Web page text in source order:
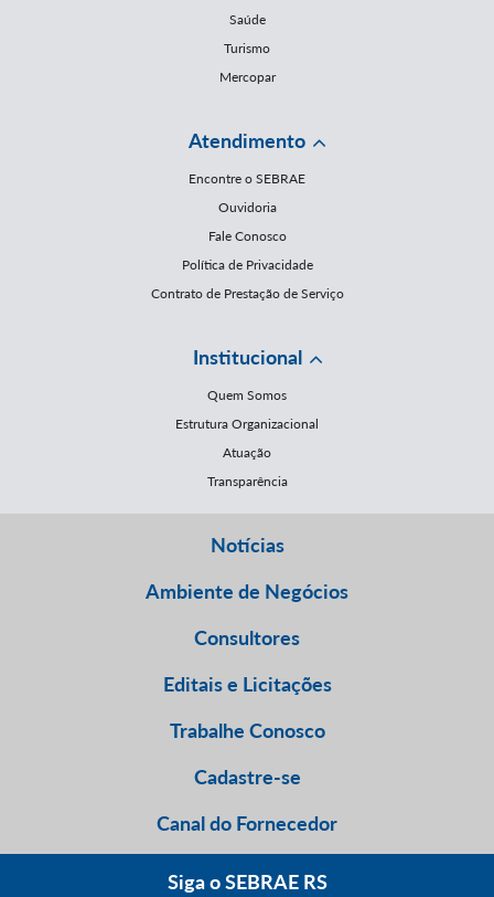
Saúde
Turismo
Mercopar
Atendimento
Encontre o SEBRAE
Ouvidoria
Fale Conosco
Política de Privacidade
Contrato de Prestação de Serviço
Institucional
Quem Somos
Estrutura Organizacional
Atuação
Transparência
Notícias
Ambiente de Negócios
Consultores
Editais e Licitações
Trabalhe Conosco
Cadastre-se
Canal do Fornecedor
Siga o SEBRAE RS